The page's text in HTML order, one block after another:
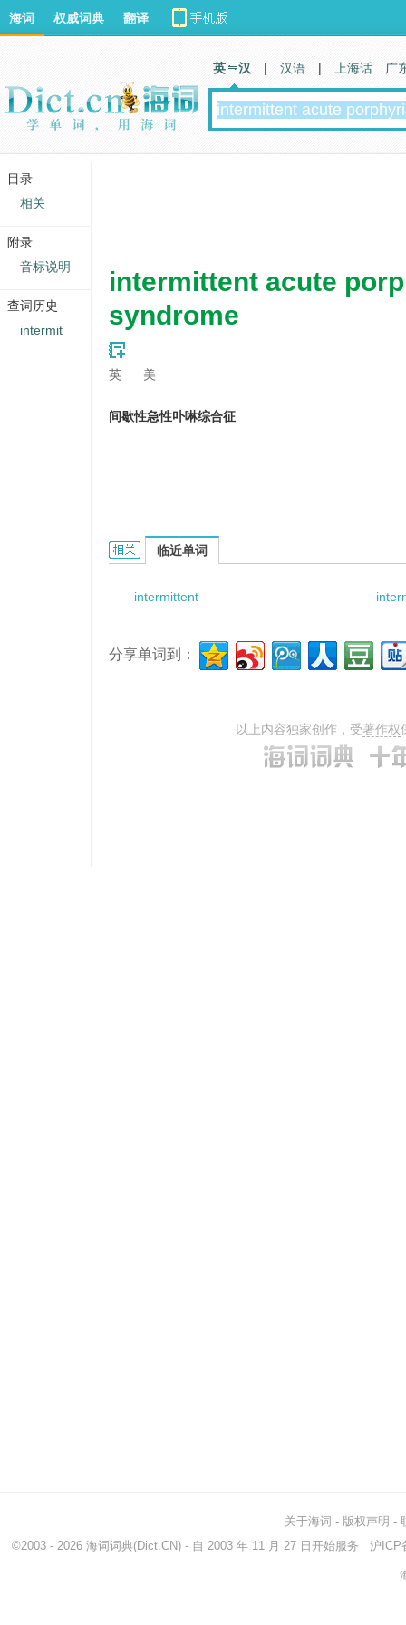
intermittent acute
syndrome
英 美
间歇性急性卟啉综合征
intermittent acute porphyria syndrome的相关资
临近单词
intermittent
分享单词到：
以上内容独家创作，受著作权
海词 权威词典 翻译
英 汉 | 汉语 | 上海话 广
关于海词 - 版权声明 -
©2003 - 2026 海词词典(Dict.CN) - 自 2003 年 11 月 27 日开始服务 沪ICP
目录
相关
附录
音标说明
查词历史
intermit